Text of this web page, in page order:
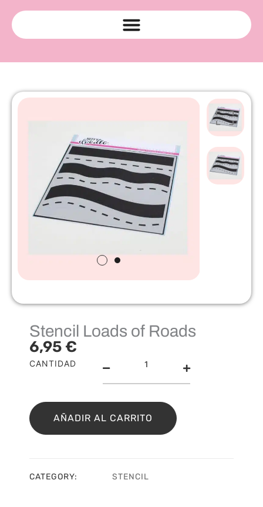
Stencil Loads of Roads
6,95 €
CANTIDAD
Stencil
of
AÑADIR AL CARRITO
CATEGORY: STENCIL